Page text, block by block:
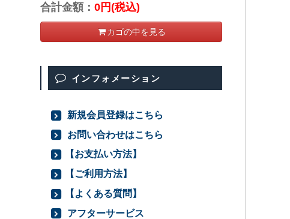
合計金額：0円(税込)
カゴの中を見る
インフォメーション
新規会員登録はこちら
お問い合わせはこちら
【お支払い方法】
【ご利用方法】
【よくある質問】
アフターサービス